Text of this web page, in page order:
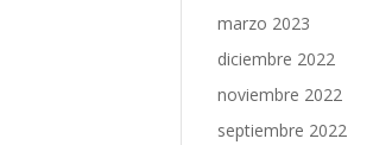
marzo 2023
diciembre 2022
noviembre 2022
septiembre 2022